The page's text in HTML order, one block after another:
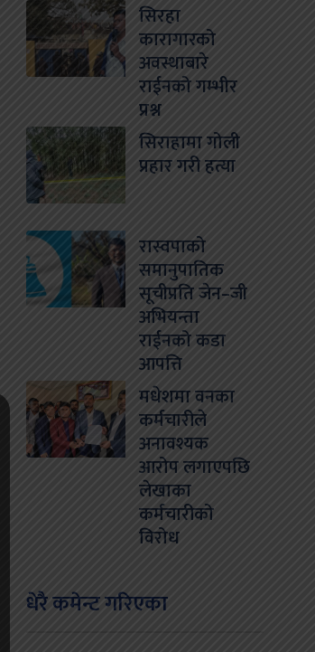
सिरहा
कारागारको
अवस्थाबारे
राईनको गम्भीर
प्रश्न
सिराहामा गोली
प्रहार गरी हत्या
रास्वपाको
समानुपातिक
सूचीप्रति जेन–जी
अभियन्ता
राईनको कडा
आपत्ति
मधेशमा वनका
कर्मचारीले
अनावश्यक
आरोप लगाएपछि
लेखाका
कर्मचारीको
विरोध
धेरै कमेन्ट गरिएका